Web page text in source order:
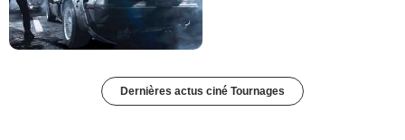
Dernières actus ciné Tournages